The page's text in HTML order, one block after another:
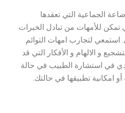
الجماعية التي تعقدها
تمكن للأمهات من تبادل الخبرات
استمعي لتجارب امهات التوائم
و الالهام و الأفكار التي قد
في استشارة الطبيب في حالة
امكانية تطبيقها في حالتك.